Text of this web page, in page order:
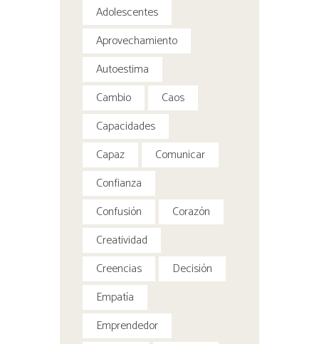
Adolescentes
Aprovechamiento
Autoestima
Cambio
Caos
Capacidades
Capaz
Comunicar
Confianza
Confusión
Corazón
Creatividad
Creencias
Decisión
Empatía
Emprendedor